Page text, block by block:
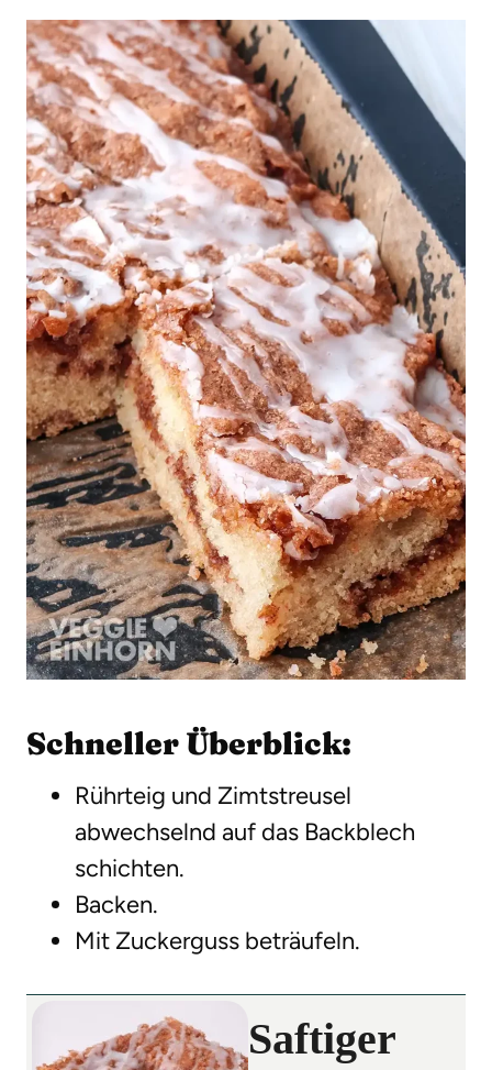
Schneller Überblick:
Rührteig und Zimtstreusel
abwechselnd auf das Backblech
schichten.
Backen.
Mit Zuckerguss beträufeln.
Saftiger